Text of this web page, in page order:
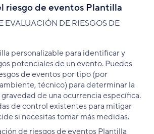
riesgo de eventos Plantilla
personalizable para identificar y
potenciales de un evento. Puedes
de eventos por tipo (por
técnico) para determinar la
de una ocurrencia específica.
de control existentes para mitigar
si necesitas tomar más medidas.
de riesgos de eventos Plantilla